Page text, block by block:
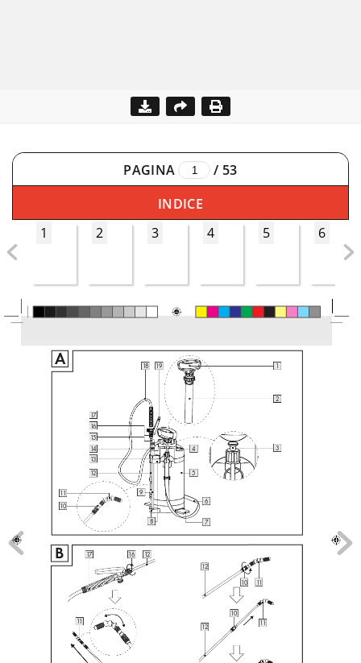
PAGINA / 53
INDICE
1
2 3 4 5 6
A
B
1
2
3
4
5
6
9
14
13
15
16
12
10
11
17
7
8
19
18
11
17 16
12
12
12
10
10 11
11